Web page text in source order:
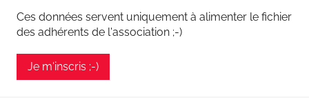
Ces données servent uniquement à alimenter le fichier
des adhérents de l'association ;-)